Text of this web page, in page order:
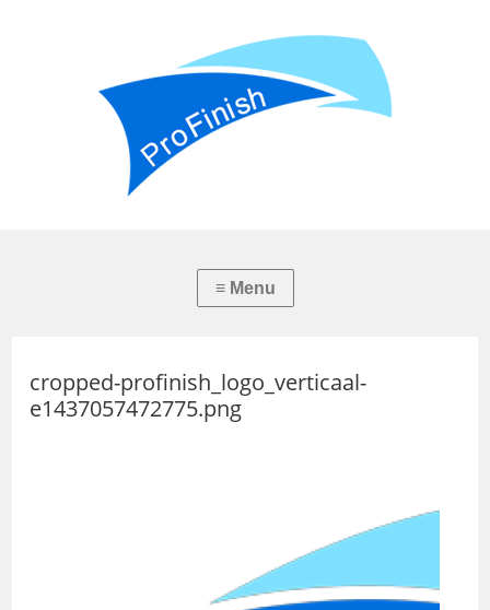
cropped-profinish_logo_verticaal-
e1437057472775.png